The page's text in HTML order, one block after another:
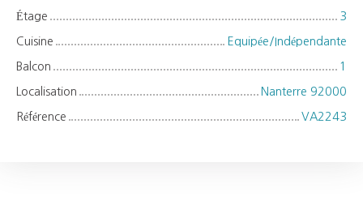
Étage 3
Cuisine Equipée/Indépendante
Balcon 1
Localisation Nanterre 92000
Référence VA2243